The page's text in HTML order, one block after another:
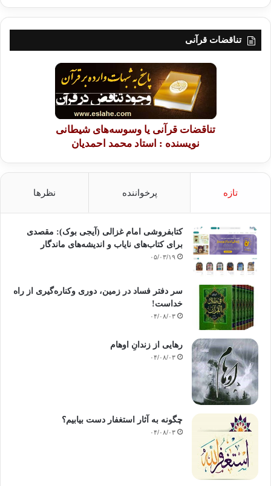
تناقضات قرآنی
تناقضات قرآنی یا وسوسه‌های شیطانی
نویسنده : استاد محمد احمدیان
تازه پرخواننده نظرها
کتابفروشی امام غزالی (آیجی بوک): مقصدی
برای کتاب‌های نایاب و اندیشه‌های ماندگار
۰۵/۰۳/۱۹
سر دفتر فساد در زمین‌، دوری وکناره‌گیری از راه
خداست‌!
۰۴/۰۸/۰۳
رهایی از زندانِ اوهام
۰۴/۰۸/۰۳
چگونه به آثار استغفار دست بیابیم؟
۰۴/۰۸/۰۳